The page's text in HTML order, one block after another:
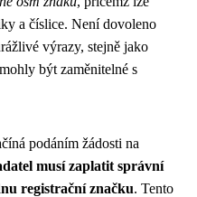
a číslice. Není dovoleno
výrazy, stejně jako
být zaměnitelné s
podáním žádosti na
musí zaplatit správní
registrační značku. Tento